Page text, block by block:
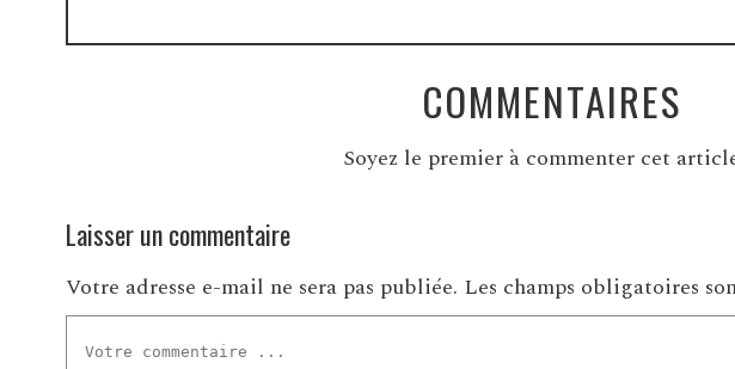
COMMENTAIRES
Soyez le premier à commenter cet
Laisser un commentaire
Votre adresse e-mail ne sera pas publiée. Les champs obligatoires